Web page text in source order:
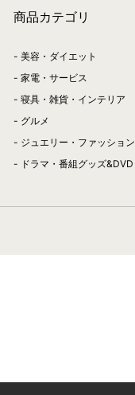
商品カテゴリ
美容・ダイエット
家電・サービス
寝具・雑貨・インテリア
グルメ
ジュエリー・ファッション
ドラマ・番組グッズ&DVD